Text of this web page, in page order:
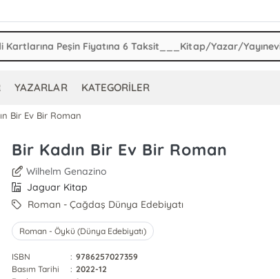
YAZARLAR KATEGORİLER
Bir Ev Bir Roman
Bir Kadın Bir Ev Bir Roman
Wilhelm Genazino
Jaguar Kitap
Roman - Çağdaş Dünya Edebiyatı
Roman - Öykü (Dünya Edebiyatı)
ISBN : 9786257027359
Basım Tarihi
: 2022-12